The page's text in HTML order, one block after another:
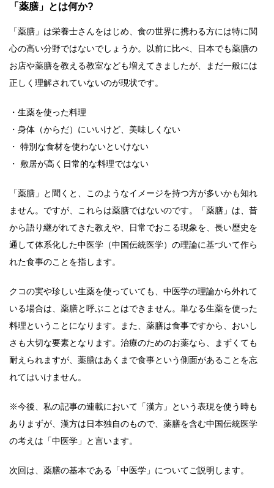
「薬膳」とは何か?
「薬膳」は栄養士さんをはじめ、食の世界に携わる方には特に関
心の高い分野ではないでしょうか。以前に比べ、日本でも薬膳の
お店や薬膳を教える教室なども増えてきましたが、まだ一般には
正しく理解されていないのが現状です。
・生薬を使った料理
・身体（からだ）にいいけど、美味しくない
・ 特別な食材を使わないといけない
・ 敷居が高く日常的な料理ではない
「薬膳」と聞くと、このようなイメージを持つ方が多いかも知れ
ません。ですが、これらは薬膳ではないのです。「薬膳」は、昔
から語り継がれてきた教えや、日常でおこる現象を、長い歴史を
通して体系化した中医学（中国伝統医学）の理論に基づいて作ら
れた食事のことを指します。
クコの実や珍しい生薬を使っていても、中医学の理論から外れて
いる場合は、薬膳と呼ぶことはできません。単なる生薬を使った
料理ということになります。また、薬膳は食事ですから、おいし
さも大切な要素となります。治療のためのお薬なら、まずくても
耐えられますが、薬膳はあくまで食事という側面があることを忘
れてはいけません。
※今後、私の記事の連載において「漢方」という表現を使う時も
ありまずが、漢方は日本独自のもので、薬膳を含む中国伝統医学
の考えは「中医学」と言います。
次回は、薬膳の基本である「中医学」についてご説明します。